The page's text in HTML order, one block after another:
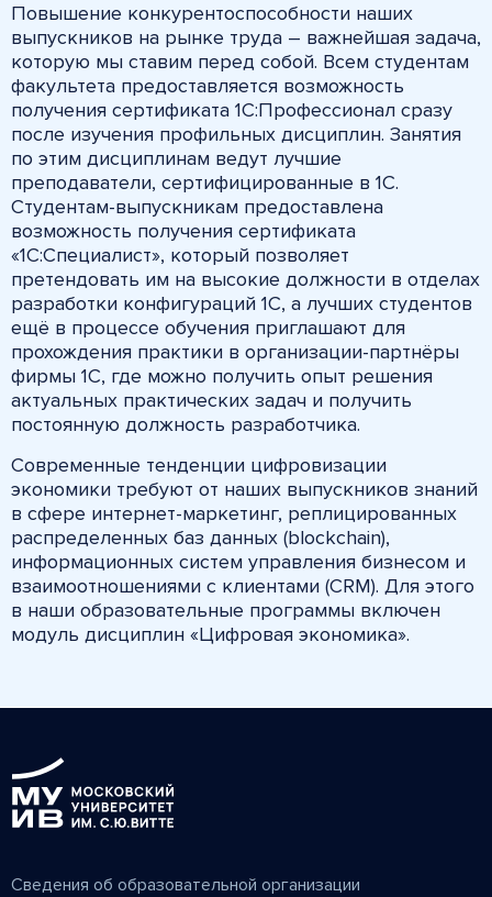
Повышение конкурентоспособности наших
выпускников на рынке труда – важнейшая задача,
которую мы ставим перед собой. Всем студентам
факультета предоставляется возможность
получения сертификата 1С:Профессионал сразу
после изучения профильных дисциплин. Занятия
по этим дисциплинам ведут лучшие
преподаватели, сертифицированные в 1С.
Студентам-выпускникам предоставлена
возможность получения сертификата
«1С:Специалист», который позволяет
претендовать им на высокие должности в отделах
разработки конфигураций 1С, а лучших студентов
ещё в процессе обучения приглашают для
прохождения практики в организации-партнёры
фирмы 1С, где можно получить опыт решения
актуальных практических задач и получить
постоянную должность разработчика.
Современные тенденции цифровизации
экономики требуют от наших выпускников знаний
в сфере интернет-маркетинг, реплицированных
распределенных баз данных (blockchain),
информационных систем управления бизнесом и
взаимоотношениями с клиентами (CRM). Для этого
в наши образовательные программы включен
модуль дисциплин «Цифровая экономика».
Сведения об образовательной организации